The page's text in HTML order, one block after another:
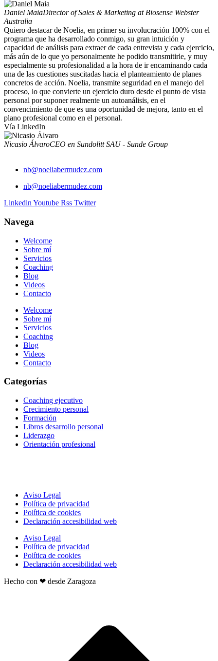
Daniel MaiaDirector of Sales & Marketing at Biosense Webster
Australia
Quiero destacar de Noelia, en primer su involucración 100% con el
programa que ha desarrollado conmigo, su gran intuición y
capacidad de análisis para extraer de cada entrevista y cada ejercicio,
más aún de lo que yo personalmente he podido transmitirle, y muy
especialmente su profesionalidad a la hora de ir encaminando cada
una de las cuestiones suscitadas hacia el planteamiento de planes
concretos de acción. Noelia, transmite seguridad en el manejo del
proceso, lo que convierte un ejercicio duro desde el punto de vista
personal por suponer realmente un autoanálisis, en el
convencimiento de que es una oportunidad de mejora, tanto en el
plano profesional como en el personal.
Vía LinkedIn
Nicasio ÁlvaroCEO en Sundolitt SAU - Sunde Group
nb@noeliabermudez.com
nb@noeliabermudez.com
Linkedin Youtube Rss Twitter
Navega
Welcome
Sobre mí
Servicios
Coaching
Blog
Videos
Contacto
Welcome
Sobre mí
Servicios
Coaching
Blog
Videos
Contacto
Categorías
Coaching ejecutivo
Crecimiento personal
Formación
Libros desarrollo personal
Liderazgo
Orientación profesional
Aviso Legal
Política de privacidad
Política de cookies
Declaración accesibilidad web
Aviso Legal
Política de privacidad
Política de cookies
Declaración accesibilidad web
Hecho con ❤ desde Zaragoza